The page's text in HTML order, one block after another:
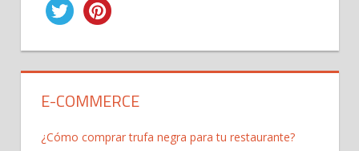
E-COMMERCE
¿Cómo comprar trufa negra para tu restaurante?